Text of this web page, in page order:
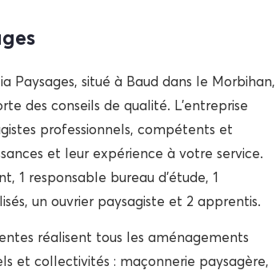
Paysages, situé à Baud dans le Morbihan,
des conseils de qualité. L’entreprise
professionnels, compétents et
et leur expérience à votre service.
1 responsable bureau d’étude, 1
un ouvrier paysagiste et 2 apprentis.
réalisent tous les aménagements
et collectivités : maçonnerie paysagère,